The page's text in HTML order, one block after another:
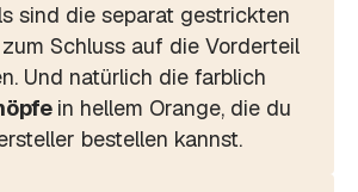
sind die separat gestrickten
Schluss auf die Vorderteil
Und natürlich die farblich
in hellem Orange, die du
bestellen kannst.